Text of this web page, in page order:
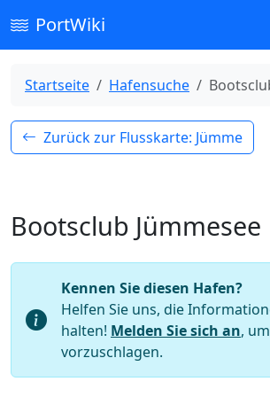
PortWiki
Startseite Hafensuche
Zurück zur Flusskarte: Jümme
Bootsclub Jümmesee
Kennen Sie diesen Hafen?
Helfen Sie uns, die
halten! Melden Sie sich an,
vorzuschlagen.